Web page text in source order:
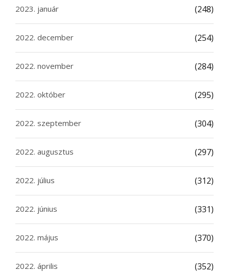
2023. január (248)
2022. december (254)
2022. november (284)
2022. október (295)
2022. szeptember (304)
2022. augusztus (297)
2022. július (312)
2022. június (331)
2022. május (370)
2022. április (352)